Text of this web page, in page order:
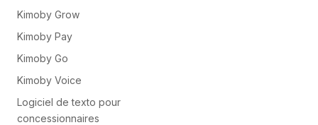
Kimoby Grow
Kimoby Pay
Kimoby Go
Kimoby Voice
Logiciel de texto pour
concessionnaires